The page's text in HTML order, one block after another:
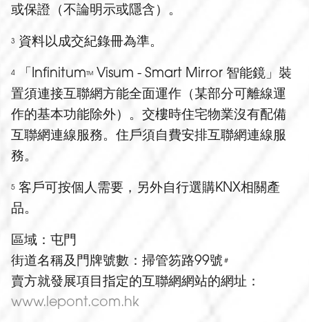
或保證（不論明示或隱含）。
3 資料以成交紀錄冊為準。
4 「InfinitumTM Visum - Smart Mirror 智能鏡」裝
置須連接互聯網方能全面運作（某部分可離線運
作的基本功能除外）。交樓時住宅物業沒有配備
互聯網連線服務。住戶須自費安排互聯網連線服
務。
5 客戶可按個人需要，另外自行選購KNX相關產
品。
區域：屯門
街道名稱及門牌號數：掃管笏路99號 ＃
賣方就發展項目指定的互聯網網站的網址：
www.lepont.com.hk